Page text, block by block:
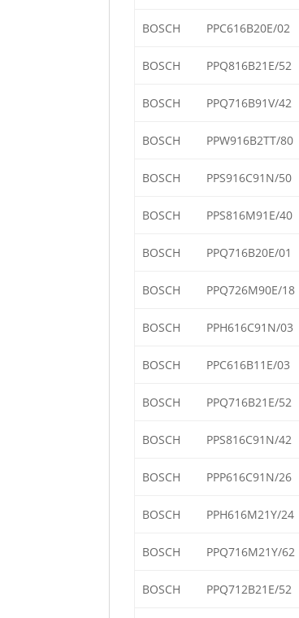
BOSCH PPC616B20E/02
BOSCH PPQ816B21E/52
BOSCH PPQ716B91V/42
BOSCH PPW916B2TT/80
BOSCH PPS916C91N/50
BOSCH PPS816M91E/40
BOSCH PPQ716B20E/01
BOSCH PPQ726M90E/18
BOSCH PPH616C91N/03
BOSCH PPC616B11E/03
BOSCH PPQ716B21E/52
BOSCH PPS816C91N/42
BOSCH PPP616C91N/26
BOSCH PPH616M21Y/24
BOSCH PPQ716M21Y/62
BOSCH PPQ712B21E/52